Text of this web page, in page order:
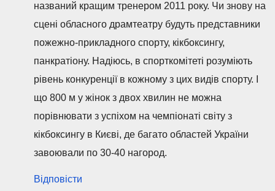
названий кращим тренером 2011 року. Чи знову на
сцені обласного драмтеатру будуть представники
пожежно-прикладного спорту, кікбоксингу,
панкратіону. Надіюсь, в спорткомітеті розуміють
рівень конкуренції в кожному з цих видів спорту. І
що 800 м у жінок з двох хвилин не можна
порівнювати з успіхом на чемпіонаті світу з
кікбоксингу в Києві, де багато областей України
завоювали по 30-40 нагород.
Відповісти